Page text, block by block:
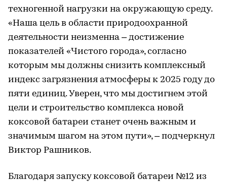
техногенной нагрузки на окружающую среду.
«Наша цель в области природоохранной
деятельности неизменна – достижение
показателей «Чистого города», согласно
которым мы должны снизить комплексный
индекс загрязнения атмосферы к 2025 году до
пяти единиц. Уверен, что мы достигнем этой
цели и строительство комплекса новой
коксовой батареи станет очень важным и
значимым шагом на этом пути», – подчеркнул
Виктор Рашников.
Благодаря запуску коксовой батареи №12 из